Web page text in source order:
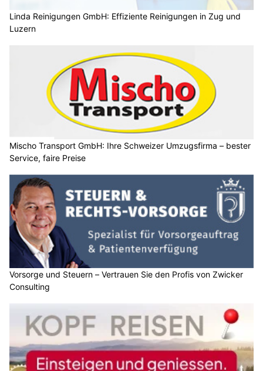
Linda Reinigungen GmbH: Effiziente Reinigungen in Zug und
Luzern
Mischo Transport GmbH: Ihre Schweizer Umzugsfirma – bester
Service, faire Preise
Vorsorge und Steuern – Vertrauen Sie den Profis von Zwicker
Consulting